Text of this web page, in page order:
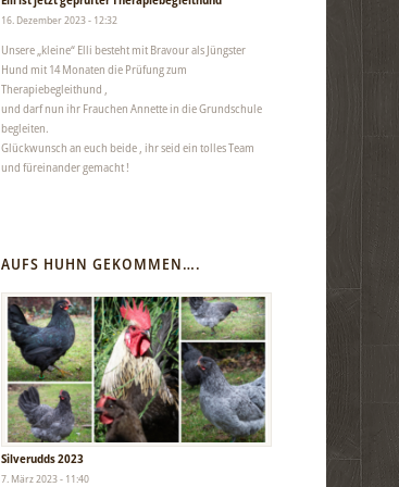
16. Dezember 2023 - 12:32
Unsere „kleine“ Elli besteht mit Bravour als Jüngster
Hund mit 14 Monaten die Prüfung zum
Therapiebegleithund ,
und darf nun ihr Frauchen Annette in die Grundschule
begleiten.
Glückwunsch an euch beide , ihr seid ein tolles Team
und füreinander gemacht !
AUFS HUHN GEKOMMEN….
Silverudds 2023
7. März 2023 - 11:40